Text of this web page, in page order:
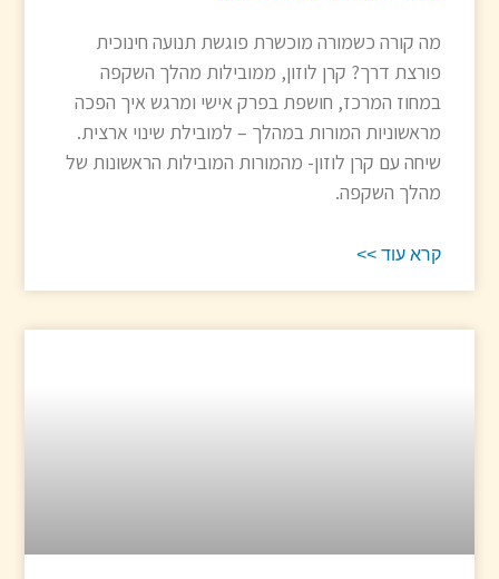
מה קורה כשמורה מוכשרת פוגשת תנועה חינוכית
פורצת דרך? קרן לוזון, ממובילות מהלך השקפה
במחוז המרכז, חושפת בפרק אישי ומרגש איך הפכה
מראשוניות המורות במהלך – למובילת שינוי ארצית.
שיחה עם קרן לוזון- מהמורות המובילות הראשונות של
מהלך השקפה.
קרא עוד >>